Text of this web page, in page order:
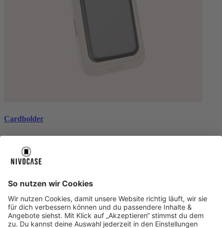
Cardholder
black
€ 26,99
Über uns Über uns
About NIVOCASE NIVOCASE Test Lab Schreib uns